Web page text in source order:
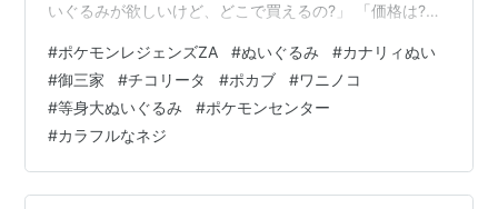
いぐるみが欲しいけど、どこで買えるの?」 「価格は?在
朗報です!✨ この記事では、ゲーム内のカナリィぬい攻略
から、公式グッズの購入方法まで完全網羅しています💪
実は、ポケモンレジェンズZAの「ぬいぐるみ」には2つ
の種類があるんです! 1つはゲーム内アイテムの「カナリ
ィぬい」(捕獲率アップなどの効果あり) もう1つはポケモ
ンセンター…
#ポケモンレジェンズZA #ぬいぐるみ #カナリィぬい
#御三家 #チコリータ #ポカブ #ワニノコ
#等身大ぬいぐるみ #ポケモンセンター
#カラフルなネジ